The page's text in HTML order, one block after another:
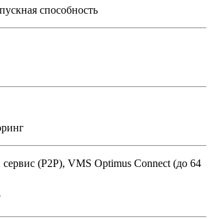
способность
(P2P), VMS Optimus Сonnect (до 64